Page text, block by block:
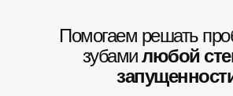
Помогаем решать
зубамилюбой